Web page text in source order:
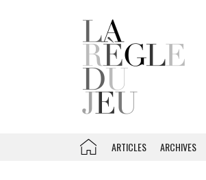
ARTICLES ARCHIVES